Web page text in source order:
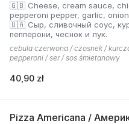
🇬🇧 Cheese, cream sauce,
pepperoni pepper, garlic,
🇺🇦 Сыр, сливочный соус,
пепперони, чеснок и лук.
cebula czerwona / czosnek /
pepperoni / ser / sos śmietanowy
40,90 zł
Pizza Americana /